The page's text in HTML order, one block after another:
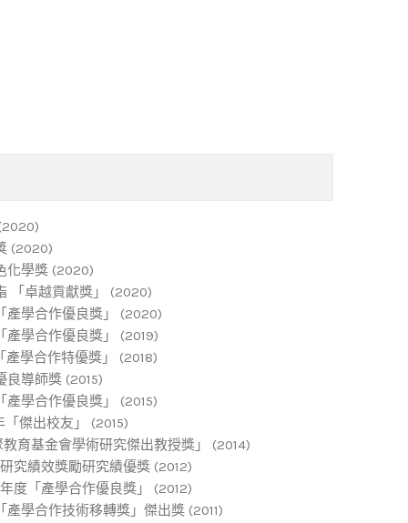
(2020)
化學獎 (2020)
「卓越貢獻獎」 (2020)
產學合作優良獎」 (2020)
產學合作優良獎」 (2019)
產學合作特優獎」 (2018)
良導師獎 (2015)
產學合作優良獎」 (2015)
傑出校友」 (2015)
育基金會學術研究傑出教授獎」 (2014)
究績效獎勵研究績優獎 (2012)
度「產學合作優良獎」 (2012)
學合作技術移轉獎」傑出獎 (2011)